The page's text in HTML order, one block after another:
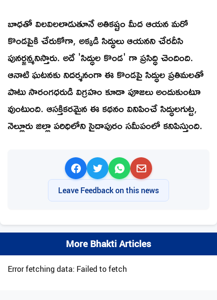
బాధతో విలవిలలాడుతూనే అతికష్టం మీద ఆయన మరో
కొండపైకి చేరుకోగా, అక్కడి సిద్ధులు ఆయనని చేరదీసి
పునర్జన్మనిస్తారు. అదే 'సిద్ధుల కొండ' గా ప్రసిద్ధి చెందింది.
ఆనాటి ఘటనకు నిదర్శనంగా ఈ కొండపై సిద్ధుల ప్రతిమలతో
పాటు సారంగధరుడి విగ్రహం కూడా పూజలు అందుకుంటూ
వుంటుంది. ఆసక్తికరమైన ఈ కథనం వినిపించే సిద్ధులగుట్ట,
నెల్లూరు జిల్లా పరిధిలోని సైదాపురం సమీపంలో కనిపిస్తుంది.
Leave Feedback on this news
More Bhakti Articles
Error fetching data: Failed to fetch